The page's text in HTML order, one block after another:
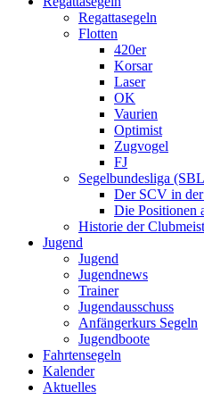
Regattasegeln
Flotten
420er
Korsar
Laser
OK
Vaurien
Optimist
Zugvogel
FJ
Segelbundesliga
Der SCV in
Die Positionen
Historie der
Jugend
Jugend
Jugendnews
Trainer
Jugendausschuss
Anfängerkurs Segeln
Jugendboote
Fahrtensegeln
Kalender
Aktuelles